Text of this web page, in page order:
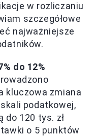
w rozliczaniu
szczegółowe
najważniejsze
do 12%
kluczowa zmiana
podatkowej,
do 120 tys. zł
o 5 punktów